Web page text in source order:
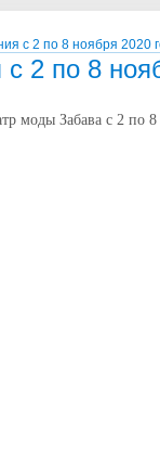
с 2 по 8 ноября 2020
2 по 8
моды Забава с 2 по